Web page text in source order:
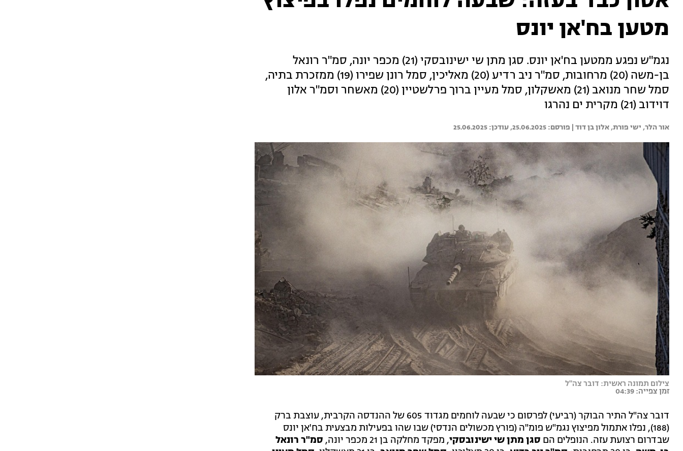
מטען בח'אן יונס
נגמ"ש נפגע ממטען בח'אן יונס. סגן מתן שי ישינובסקי (21) מכפר יונה, סמ"ר רונאל
בן-משה (20) מרחובות, סמ"ר ניב רדיע (20) מאליכין, סמל רונן שפירו (19) ממזכרת בתיה,
סמל שחר מנואב (21) מאשקלון, סמל מעיין ברוך פרלשטיין (20) מאשחר וסמ"ר אלון
דוידוב (21) מקרית ים נהרגו
אור הלר, ישי פורת, אלון בן דוד | 25.06.2025
25.06.2025
צילום תמונה ראשית: דובר צה"ל
זמן צפייה: 04:39
דובר צה"ל התיר הבוקר (רביעי) לפרסום כי שבעה לוחמים מגדוד 605 של ההנדסה הקרבית, עוצבת ברק
(188), נפלו אתמול מפיצוץ נגמ"ש פומ"ה (פורץ מכשולים הנדסי) שבו שהו בפעילות מבצעית בח'אן יונס
שבדרום רצועת עזה. הנופלים הם סגן מתן שי ישינובסקי, מפקד מחלקה בן 21 מכפר יונה,
סמ"ר רונאל